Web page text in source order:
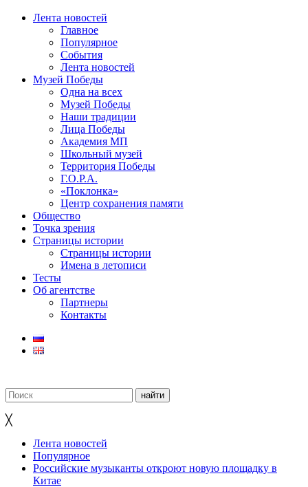
Лента новостей
Главное
Популярное
События
Лента новостей
Музей Победы
Одна на всех
Музей Победы
Наши традиции
Лица Победы
Академия МП
Школьный музей
Территория Победы
Г.О.Р.А.
«Поклонка»
Центр сохранения памяти
Общество
Точка зрения
Страницы истории
Страницы истории
Имена в летописи
Тесты
Об агентстве
Партнеры
Контакты
╳
Лента новостей
Популярное
Российские музыканты откроют новую площадку в
Китае